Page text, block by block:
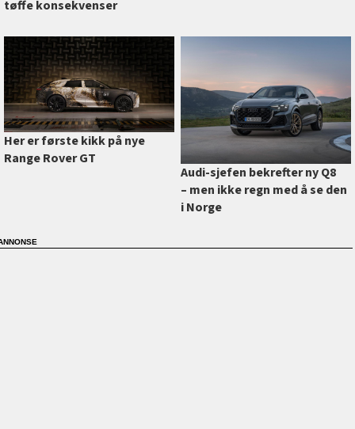
tøffe konsekvenser
Her er første kikk på nye
Range Rover GT
Audi-sjefen bekrefter ny Q8
–⁠ men ikke regn med å se den
i Norge